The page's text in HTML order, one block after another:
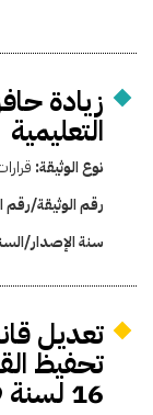
زيادة
التعليمية
نوع الوثيقة:
رقم الوثيقة/
سنة الإصدار/
تعديل
تحفيظ
16 لسنة 1999